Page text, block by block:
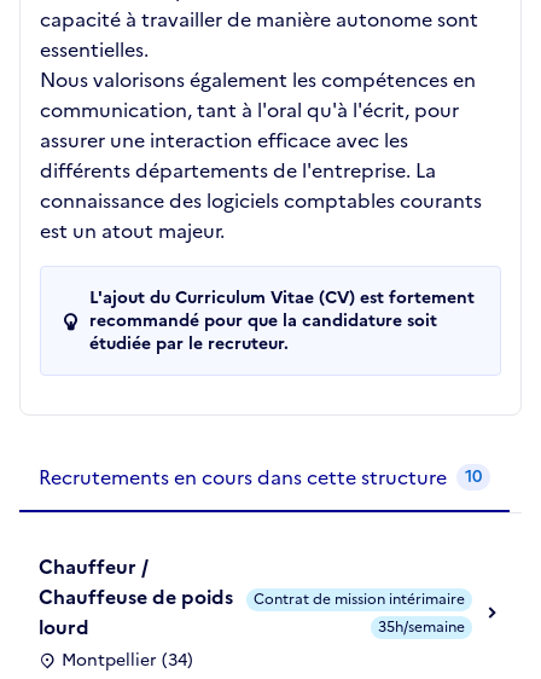
capacité à travailler de manière autonome sont
essentielles.
Nous valorisons également les compétences en
communication, tant à l'oral qu'à l'écrit, pour
assurer une interaction efficace avec les
différents départements de l'entreprise. La
connaissance des logiciels comptables courants
est un atout majeur.
L'ajout du Curriculum Vitae (CV) est fortement
recommandé pour que la candidature soit
étudiée par le recruteur.
Recrutements en cours dans cette structure 10
Chauffeur /
Chauffeuse de poids
lourd
Montpellier (34)
Contrat de mission intérimaire
35h/semaine